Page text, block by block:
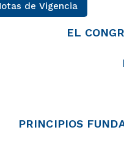
de Vigencia
EL
PRINCIPIOS